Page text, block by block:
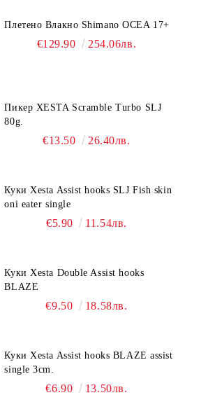
Плетено Влакно Shimano OCEA 17+
€129.90 254.06лв.
Пикер XESTA Scramble Turbo SLJ
80g.
€13.50 26.40лв.
Куки Xesta Assist hooks SLJ Fish skin
oni eater single
€5.90 11.54лв.
Куки Xesta Double Assist hooks
BLAZE
€9.50 18.58лв.
Куки Xesta Assist hooks BLAZE assist
single 3cm.
€6.90 13.50лв.